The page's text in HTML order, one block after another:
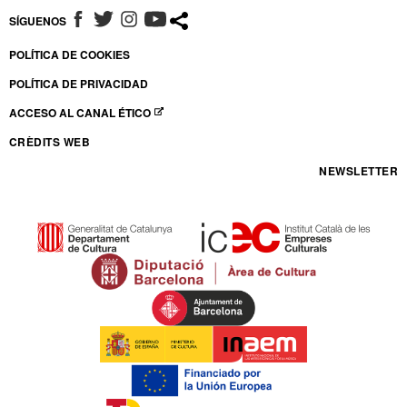
SÍGUENOS ABRE EN NUEVA VENTANA
ABRE EN NUEVA VENTANA
ABRE EN NUEVA VENTANA
ABRE EN NUEVA VENTANA
POLÍTICA DE COOKIES
POLÍTICA DE PRIVACIDAD
ACCESO AL CANAL ÉTICO
ABRE EN NUEVA VENTANA
CRÈDITS WEB
NEWSLETTER